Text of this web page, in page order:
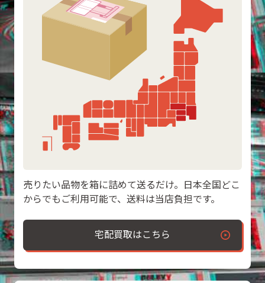
売りたい品物を箱に詰めて送るだけ。日本全国どこ
からでもご利用可能で、送料は当店負担です。
宅配買取はこちら